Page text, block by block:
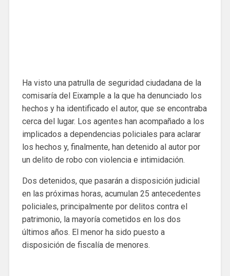
Ha visto una patrulla de seguridad ciudadana de la
comisaría del Eixample a la que ha denunciado los
hechos y ha identificado el autor, que se encontraba
cerca del lugar. Los agentes han acompañado a los
implicados a dependencias policiales para aclarar
los hechos y, finalmente, han detenido al autor por
un delito de robo con violencia e intimidación.
Dos detenidos, que pasarán a disposición judicial
en las próximas horas, acumulan 25 antecedentes
policiales, principalmente por delitos contra el
patrimonio, la mayoría cometidos en los dos
últimos años. El menor ha sido puesto a
disposición de fiscalía de menores.